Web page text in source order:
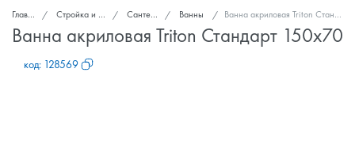
Главная Стройка и ремонт Сантехника Ванны Ванна акриловая Triton Стандарт 150x70
Ванна акриловая Triton Стандарт 150x70
код: 128569